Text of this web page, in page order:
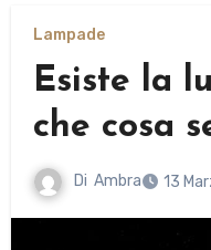
Lampade
Esiste la
che cosa
Di Ambra 13